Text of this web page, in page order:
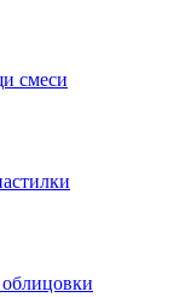
смеси
облицовки